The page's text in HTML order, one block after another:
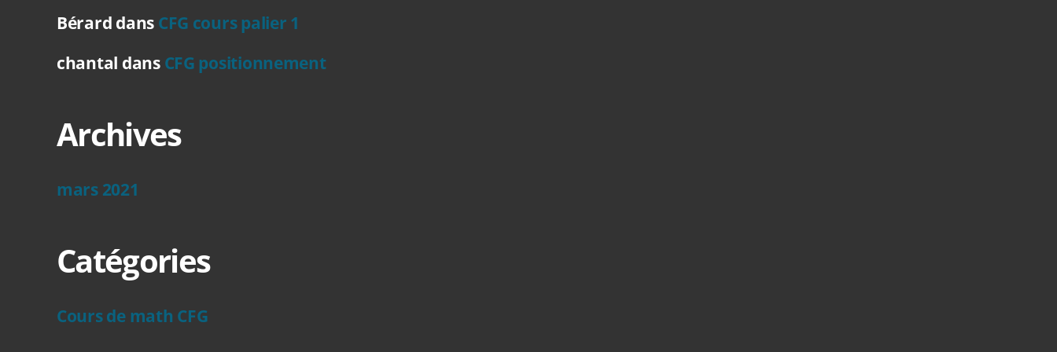
Bérard dans CFG cours palier 1
chantal dans CFG positionnement
Archives
mars 2021
Catégories
Cours de math CFG